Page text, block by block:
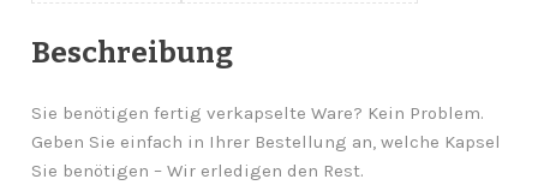
Beschreibung
Sie benötigen fertig verkapselte Ware? Kein Problem.
Geben Sie einfach in Ihrer Bestellung an, welche Kapsel
Sie benötigen – Wir erledigen den Rest.